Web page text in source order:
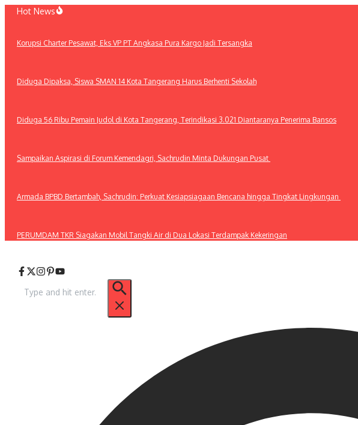
Lewati
Hot News
Korupsi Charter Pesawat, Eks VP PT Angkasa Pura Kargo Jadi Tersangka
Diduga Dipaksa, Siswa SMAN 14 Kota Tangerang Harus Berhenti Sekolah
Diduga 56 Ribu Pemain Judol di Kota Tangerang, Terindikasi 3.021 Diantaranya Penerima Bansos
Sampaikan Aspirasi di Forum Kemendagri, Sachrudin Minta Dukungan Pusat
Armada BPBD Bertambah, Sachrudin: Perkuat Kesiapsiagaan Bencana hingga Tingkat Lingkungan
PERUMDAM TKR Siagakan Mobil Tangki Air di Dua Lokasi Terdampak Kekeringan
untuk: